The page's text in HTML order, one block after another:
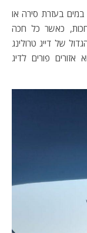
במים בעזרת סירה או
כאשר כל חכה
של דייג טרולינג
פורים לדיג